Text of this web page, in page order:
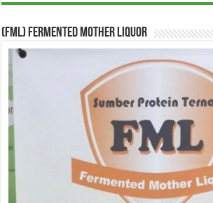
(FML) Fermented Mother Liquor